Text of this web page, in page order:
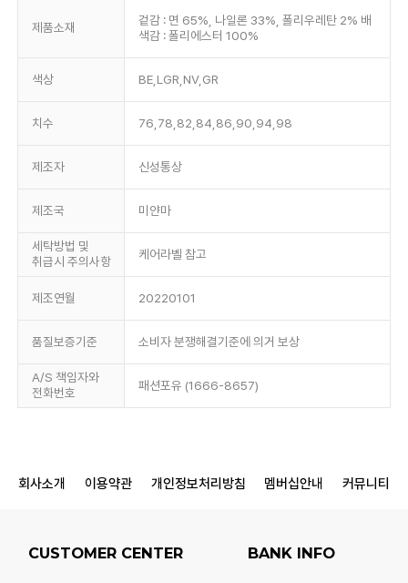
제품소재
겉감 : 면 65%, 나일론 33%, 폴리우레탄 2% 배
색감 : 폴리에스터 100%
색상 BE,LGR,NV,GR
치수 76,78,82,84,86,90,94,98
제조자 신성통상
제조국 미얀마
세탁방법 및
취급시 주의사항
케어라벨 참고
제조연월 20220101
품질보증기준 소비자 분쟁해결기준에 의거 보상
A/S 책임자와
전화번호
패션포유 (1666-8657)
회사소개 이용약관 개인정보처리방침 멤버십안내 커뮤니티
CUSTOMER CENTER BANK INFO